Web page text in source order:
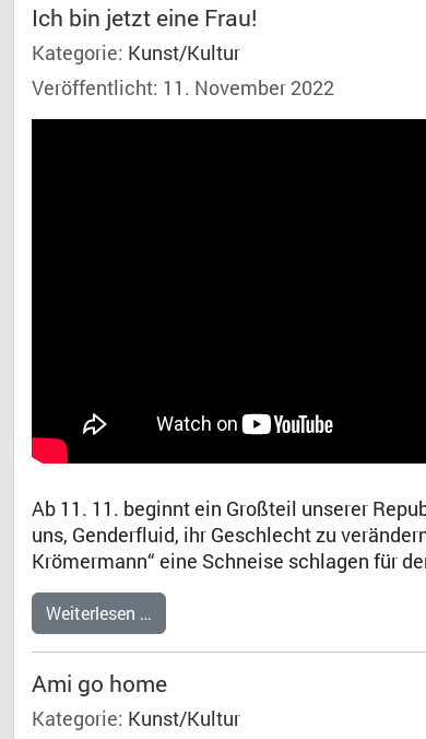
Ich bin jetzt eine Frau!
Kategorie: Kunst/Kultur
Veröffentlicht: 11. November 2022
Ab 11. 11. beginnt ein Großteil unserer
uns, Genderfluid, ihr Geschlecht zu
Krömermann“ eine Schneise schlagen für
Weiterlesen …
Ami go home
Kategorie: Kunst/Kultur